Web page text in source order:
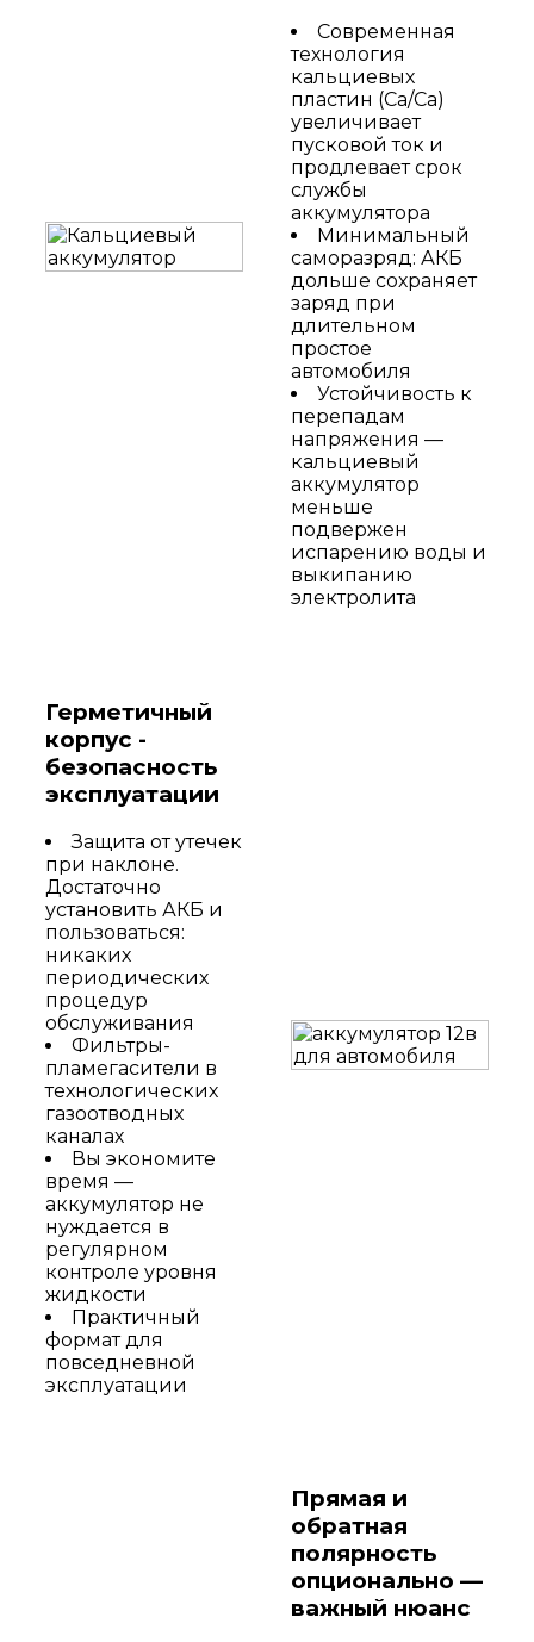
Современная
технология
кальциевых
пластин (Ca/Ca)
увеличивает
пусковой ток и
продлевает срок
службы
аккумулятора
Минимальный
саморазряд: АКБ
дольше сохраняет
заряд при
длительном
простое
автомобиля
Устойчивость к
перепадам
напряжения —
кальциевый
аккумулятор
меньше
подвержен
испарению воды и
выкипанию
электролита
Герметичный
корпус -
безопасность
эксплуатации
Защита от утечек
при наклоне.
Достаточно
установить АКБ и
пользоваться:
никаких
периодических
процедур
обслуживания
Фильтры-
пламегасители в
технологических
газоотводных
каналах
Вы экономите
время —
аккумулятор не
нуждается в
регулярном
контроле уровня
жидкости
Практичный
формат для
повседневной
эксплуатации
Прямая и
обратная
полярность
опционально —
важный нюанс